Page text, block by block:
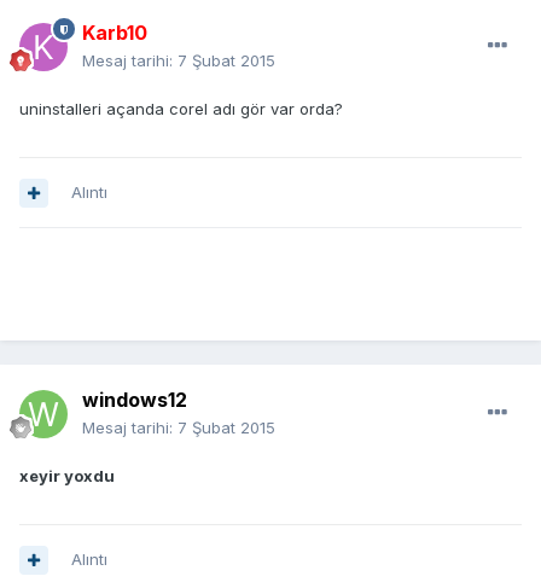
Karb10
Mesaj tarihi: 7 Şubat 2015
uninstalleri açanda corel adı gör var orda?
Alıntı
windows12
Mesaj tarihi: 7 Şubat 2015
xeyir yoxdu
Alıntı